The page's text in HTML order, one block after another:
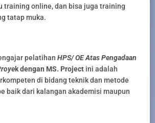
training online, dan bisa juga training
tatap muka.
pelatihan HPS/ OE Atas Pengadaan
k dengan MS. Project ini adalah
di bidang teknik dan metode
baik dari kalangan akademisi maupun